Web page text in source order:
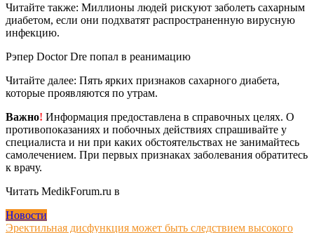
Читайте также: Миллионы людей рискуют заболеть сахарным
диабетом, если они подхватят распространенную вирусную
инфекцию.
Рэпер Doctor Dre попал в реанимацию
Читайте далее: Пять ярких признаков сахарного диабета,
которые проявляются по утрам.
Важно! Информация предоставлена в справочных целях. О
противопоказаниях и побочных действиях спрашивайте у
специалиста и ни при каких обстоятельствах не занимайтесь
самолечением. При первых признаках заболевания обратитесь
к врачу.
Читать MedikForum.ru в
Новости
Эректильная дисфункция может быть следствием высокого